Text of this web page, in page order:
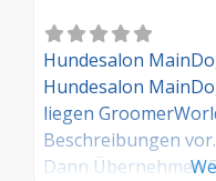
Hundesalon
Hundesalon
liegen
Beschreibungen
Dann Übernehmen